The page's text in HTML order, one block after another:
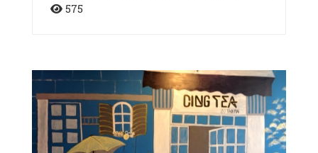
575